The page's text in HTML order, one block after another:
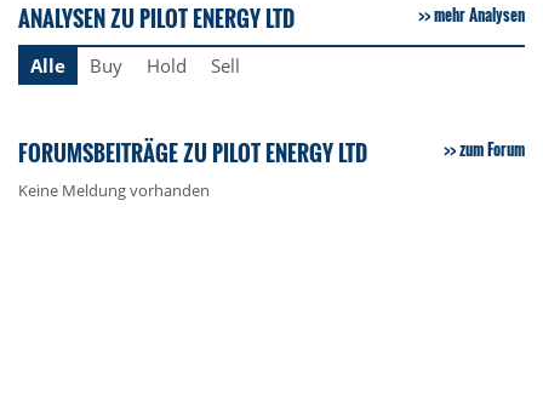
ANALYSEN ZU PILOT ENERGY LTD mehr Analysen
Alle Buy Hold Sell
FORUMSBEITRÄGE ZU PILOT ENERGY LTD zum Forum
Keine Meldung vorhanden